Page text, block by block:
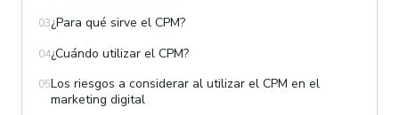
03¿Para qué sirve el CPM?
04¿Cuándo utilizar el CPM?
05Los riesgos a considerar al utilizar el CPM en el
marketing digital